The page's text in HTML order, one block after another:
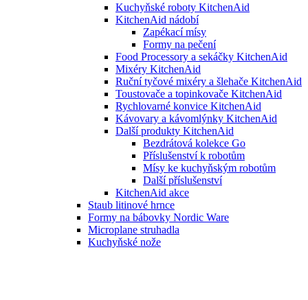
Kuchyňské roboty KitchenAid
KitchenAid nádobí
Zapékací mísy
Formy na pečení
Food Processory a sekáčky KitchenAid
Mixéry KitchenAid
Ruční tyčové mixéry a šlehače KitchenAid
Toustovače a topinkovače KitchenAid
Rychlovarné konvice KitchenAid
Kávovary a kávomlýnky KitchenAid
Další produkty KitchenAid
Bezdrátová kolekce Go
Příslušenství k robotům
Mísy ke kuchyňským robotům
Další příslušenství
KitchenAid akce
Staub litinové hrnce
Formy na bábovky Nordic Ware
Microplane struhadla
Kuchyňské nože